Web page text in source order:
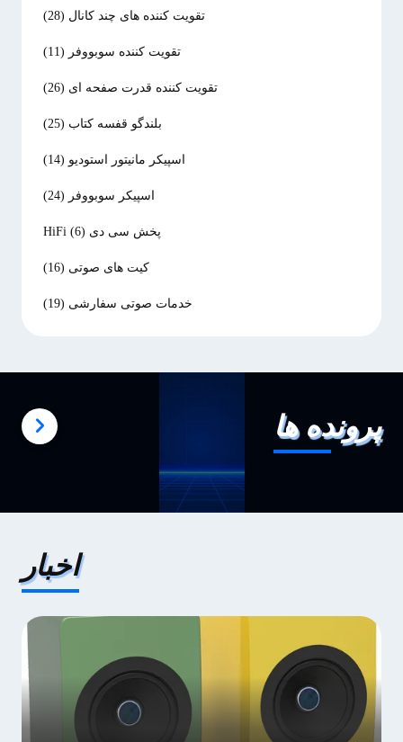
تقویت کننده های چند کانال (28)
تقویت کننده سوبووفر (11)
تقویت کننده قدرت صفحه ای (26)
بلندگو قفسه کتاب (25)
اسپیکر مانیتور استودیو (14)
اسپیکر سوبووفر (24)
پخش سی دی HiFi (6)
کیت های صوتی (16)
خدمات صوتی سفارشی (19)
پرونده ها
اخبار